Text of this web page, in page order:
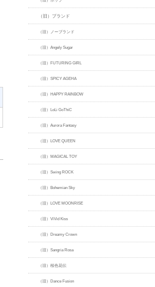
（旧）ブランド
（旧）ノーブランド
（旧）Angely Sugar
（旧）FUTURING GIRL
（旧）SPICY AGEHA
（旧）HAPPY RAINBOW
（旧）LoLi GoThiC
（旧）Aurora Fantasy
（旧）LOVE QUEEN
（旧）MAGICAL TOY
（旧）Swing ROCK
（旧）Bohemian Sky
（旧）LOVE MOONRISE
（旧）ViVid Kiss
（旧）Dreamy Crown
（旧）Sangria Rosa
（旧）桜色花伝
（旧）Dance Fusion